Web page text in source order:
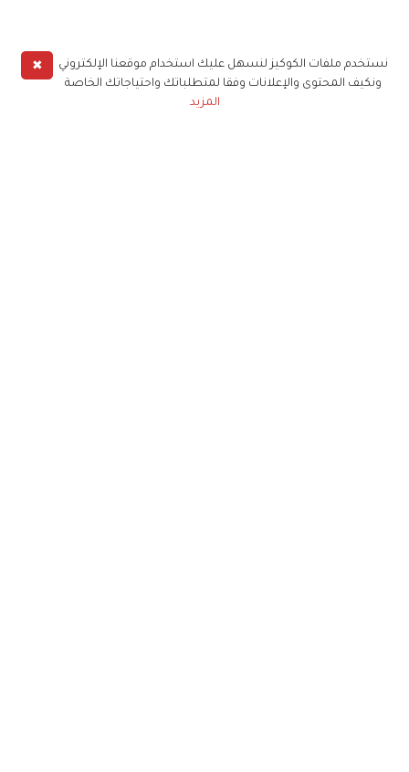
✖
نستخدم ملفات الكوكيز لنسهل عليك استخدام موقعنا الإلكتروني
ونكيف المحتوى والإعلانات وفقا لمتطلباتك واحتياجاتك الخاصة
المزيد